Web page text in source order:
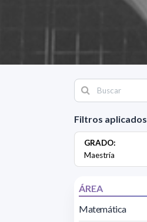
Filtros aplicados
GRADO:
Maestría
ÁREA
Matemática